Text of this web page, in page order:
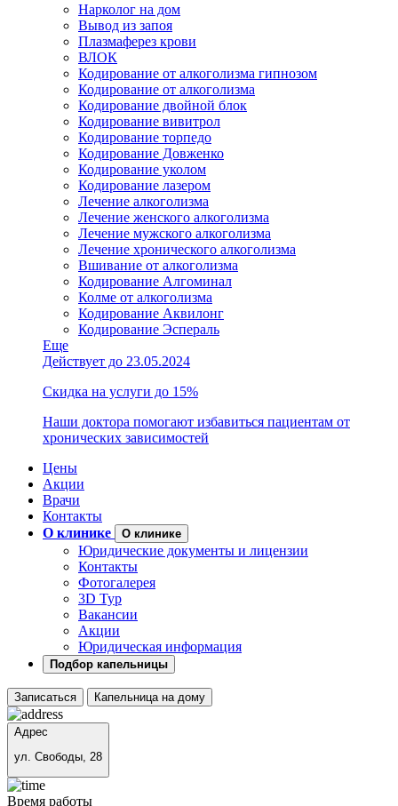
Нарколог на дом
Вывод из запоя
Плазмаферез крови
ВЛОК
Кодирование от алкоголизма гипнозом
Кодирование от алкоголизма
Кодирование двойной блок
Кодирование вивитрол
Кодирование торпедо
Кодирование Довженко
Кодирование уколом
Кодирование лазером
Лечение алкоголизма
Лечение женского алкоголизма
Лечение мужского алкоголизма
Лечение хронического алкоголизма
Вшивание от алкоголизма
Кодирование Алгоминал
Колме от алкоголизма
Кодирование Аквилонг
Кодирование Эспераль
Еще
Действует до 23.05.2024
Скидка на услуги до 15%
Наши доктора помогают избавиться пациентам от
хронических зависимостей
Цены
Акции
Врачи
Контакты
О клинике
О клинике
Юридические документы и лицензии
Контакты
Фотогалерея
3D Тур
Вакансии
Акции
Юридическая информация
Подбор капельницы
Записаться Капельница на дому
Адрес
ул. Свободы, 28
Время работы